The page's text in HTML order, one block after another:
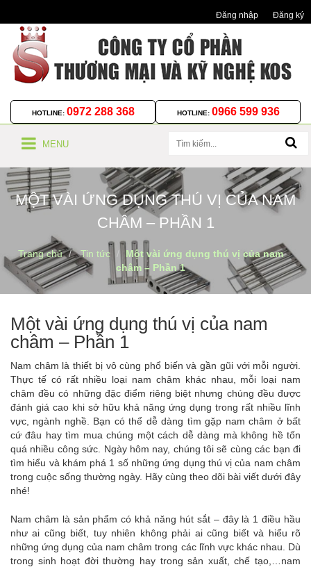
Đăng nhập Đăng ký
HOTLINE: 0972 288 368 HOTLINE: 0966 599 936
MENU
MỘT VÀI ỨNG DỤNG THÚ VỊ CỦA NAM
CHÂM – PHẦN 1
Trang chủ Tin tức
Một vài ứng dụng thú vị của nam
châm – Phần 1
Một vài ứng dụng thú vị của nam
châm – Phần 1
Nam châm là thiết bị vô cùng phổ biến và gần gũi với mỗi người.
Thực tế có rất nhiều loại nam châm khác nhau, mỗi loại nam
châm đều có những đặc điểm riêng biệt nhưng chúng đều được
đánh giá cao khi sở hữu khả năng ứng dụng trong rất nhiều lĩnh
vực, ngành nghề. Bạn có thể dễ dàng tìm gặp nam châm ở bất
cứ đâu hay tìm mua chúng một cách dễ dàng mà không hề tốn
quá nhiều công sức. Ngày hôm nay, chúng tôi sẽ cùng các bạn đi
tìm hiểu và khám phá 1 số những ứng dụng thú vị của nam châm
trong cuộc sống thường ngày. Hãy cùng theo dõi bài viết dưới đây
nhé!
Nam châm là sản phẩm có khả năng hút sắt – đây là 1 điều hầu
như ai cũng biết, tuy nhiên không phải ai cũng biết và hiểu rõ
những ứng dụng của nam châm trong các lĩnh vực khác nhau. Dù
trong sinh hoạt đời thường hay trong sản xuất, chế tạo,…nam